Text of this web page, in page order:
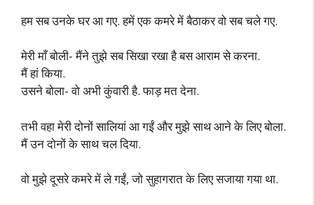
हम सब उनके घर आ गए. हमें एक कमरे में बैठाकर वो सब चले गए.
मेरी माँ बोली- मैंने तुझे सब सिखा रखा है बस आराम से करना.
मैं हां किया.
उसने बोला- वो अभी कुंवारी है. फाड़ मत देना.
तभी वहा मेरी दोनों सालियां आ गईं और मुझे साथ आने के लिए बोला.
मैं उन दोनों के साथ चल दिया.
वो मुझे दूसरे कमरे में ले गईं, जो सुहागरात के लिए सजाया गया था.